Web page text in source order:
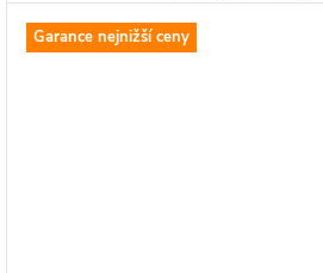
Garance nejnižší ceny